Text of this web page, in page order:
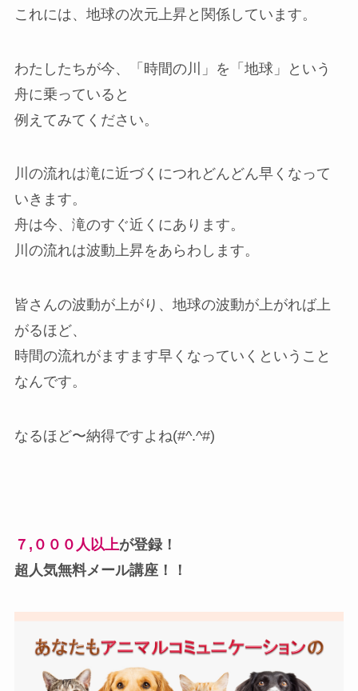
これには、地球の次元上昇と関係しています。
わたしたちが今、「時間の川」を「地球」という
舟に乗っていると
例えてみてください。
川の流れは滝に近づくにつれどんどん早くなって
いきます。
舟は今、滝のすぐ近くにあります。
川の流れは波動上昇をあらわします。
皆さんの波動が上がり、地球の波動が上がれば上
がるほど、
時間の流れがますます早くなっていくということ
なんです。
なるほど〜納得ですよね(#^.^#)
７,０００人以上が登録！
超人気無料メール講座！！